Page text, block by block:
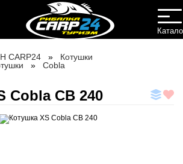
CARP24
Котушки
Cobla
Cobla CB 240